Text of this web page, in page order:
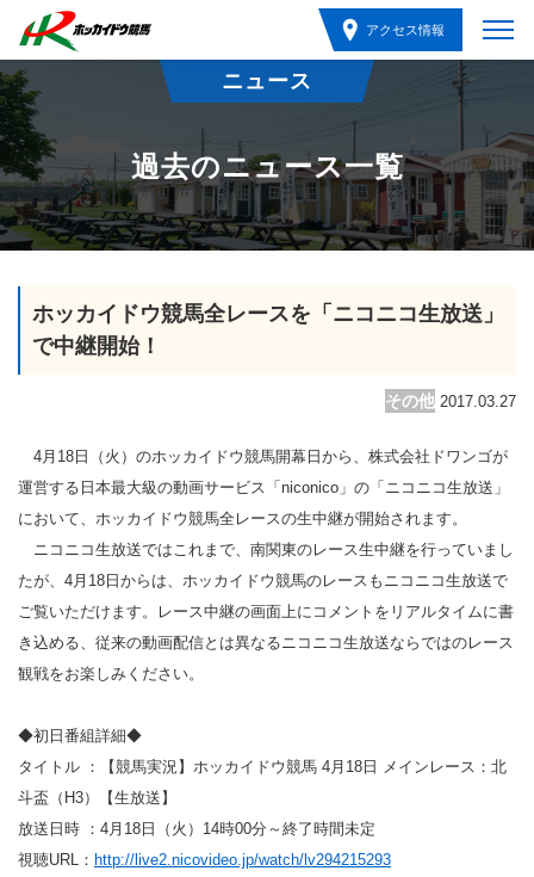
アクセス情報
ニュース
過去のニュース一覧
ホッカイドウ競馬全レースを「ニコニコ生放送」
で中継開始！
その他 2017.03.27
4月18日（火）のホッカイドウ競馬開幕日から、株式会社ドワンゴが
運営する日本最大級の動画サービス「niconico」の「ニコニコ生放送」
において、ホッカイドウ競馬全レースの生中継が開始されます。
ニコニコ生放送ではこれまで、南関東のレース生中継を行っていまし
たが、4月18日からは、ホッカイドウ競馬のレースもニコニコ生放送で
ご覧いただけます。レース中継の画面上にコメントをリアルタイムに書
き込める、従来の動画配信とは異なるニコニコ生放送ならではのレース
観戦をお楽しみください。
◆初日番組詳細◆
タイトル ：【競馬実況】ホッカイドウ競馬 4月18日 メインレース：北
斗盃（H3）【生放送】
放送日時 ：4月18日（火）14時00分～終了時間未定
視聴URL： http://live2.nicovideo.jp/watch/lv294215293